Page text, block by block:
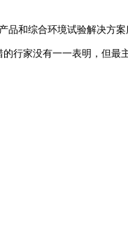
和综合环境试验解决方案
行家没有一一表明，但最